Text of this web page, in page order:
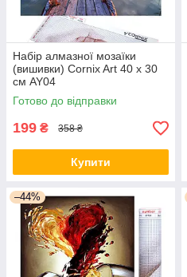
Набір алмазної мозаїки
(вишивки) Cornix Art 40 x 30
см AY04
Готово до відправки
199 ₴ 358 ₴
Купити
–44%